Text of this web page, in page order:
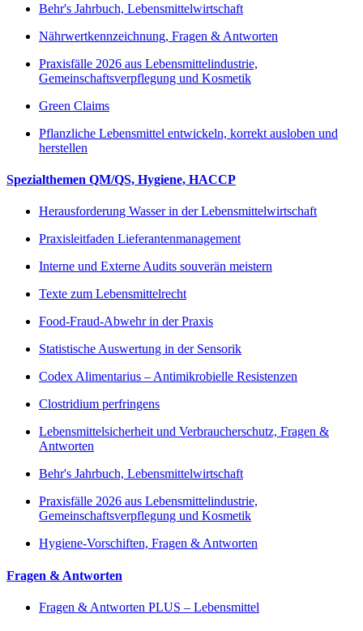
Behr's Jahrbuch, Lebensmittelwirtschaft
Nährwertkennzeichnung, Fragen & Antworten
Praxisfälle 2026 aus Lebensmittelindustrie,
Gemeinschaftsverpflegung und Kosmetik
Green Claims
Pflanzliche Lebensmittel entwickeln, korrekt ausloben und
herstellen
Spezialthemen QM/QS, Hygiene, HACCP
Herausforderung Wasser in der Lebensmittelwirtschaft
Praxisleitfaden Lieferantenmanagement
Interne und Externe Audits souverän meistern
Texte zum Lebensmittelrecht
Food-Fraud-Abwehr in der Praxis
Statistische Auswertung in der Sensorik
Codex Alimentarius – Antimikrobielle Resistenzen
Clostridium perfringens
Lebensmittelsicherheit und Verbraucherschutz, Fragen &
Antworten
Behr's Jahrbuch, Lebensmittelwirtschaft
Praxisfälle 2026 aus Lebensmittelindustrie,
Gemeinschaftsverpflegung und Kosmetik
Hygiene-Vorschiften, Fragen & Antworten
Fragen & Antworten
Fragen & Antworten PLUS – Lebensmittel